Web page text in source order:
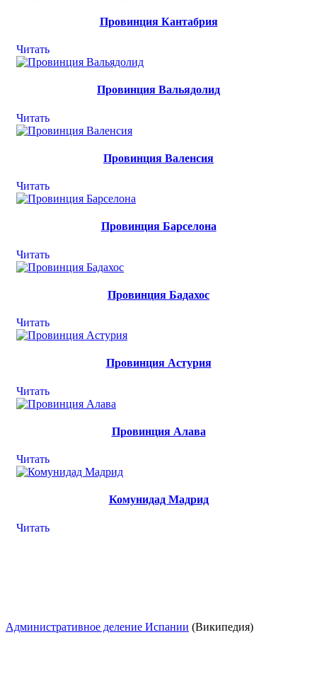
Провинция Кантабрия
Читать
Провинция Вальядолид
Читать
Провинция Валенсия
Читать
Провинция Барселона
Читать
Провинция Бадахос
Читать
Провинция Астурия
Читать
Провинция Алава
Читать
Комунидад Мадрид
Читать
Административное деление Испании (Википедия)